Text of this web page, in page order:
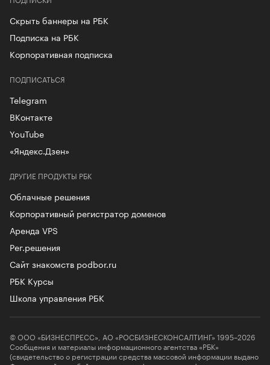
Скрыть баннеры на РБК
Подписка на РБК
Корпоративная подписка
ДРУГИЕ ПРОДУКТЫ РБК
Облачные решения
Корпоративный регистратор доменов
Аренда VPS
Рег.решения
Сайт знакомств podbor.ru
РБК Курсы
Школа управления РБК
ПОДПИСАТЬСЯ
Telegram
ВКонтакте
YouTube
«Яндекс.Дзен»
© ООО «БИЗНЕСПРЕСС», АО «РОСБИЗНЕСКОНСАЛТИНГ» 1995–2026
Сообщения и материалы информационного агентства «РБК»
(свидетельство о регистрации средства массовой информации выдано